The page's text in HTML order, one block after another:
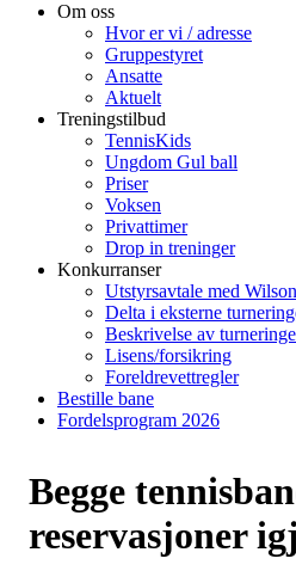
Om oss
Hvor er vi / adresse
Gruppestyret
Ansatte
Aktuelt
Treningstilbud
TennisKids
Ungdom Gul ball
Priser
Voksen
Privattimer
Drop in treninger
Konkurranser
Utstyrsavtale med
Delta i eksterne
Beskrivelse av
Lisens/forsikring
Foreldrevettregler
Bestille bane
Fordelsprogram 2026
Begge
reservasjoner